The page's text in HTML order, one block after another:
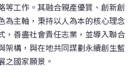
等工作。其融合親產優質、創新創
為主軸，秉持以人為本的核心理念
，善盡社會責任志業，並導入聯合
架構，與在地共同謀劃永續創生藍
之國家願景。